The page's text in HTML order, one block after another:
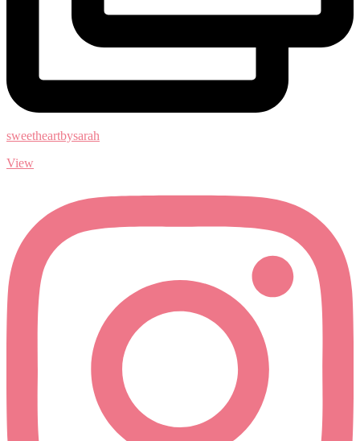
sweetheartbysarah
View